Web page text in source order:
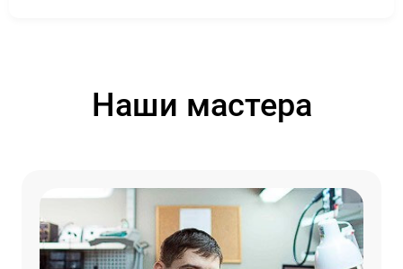
Наши мастера